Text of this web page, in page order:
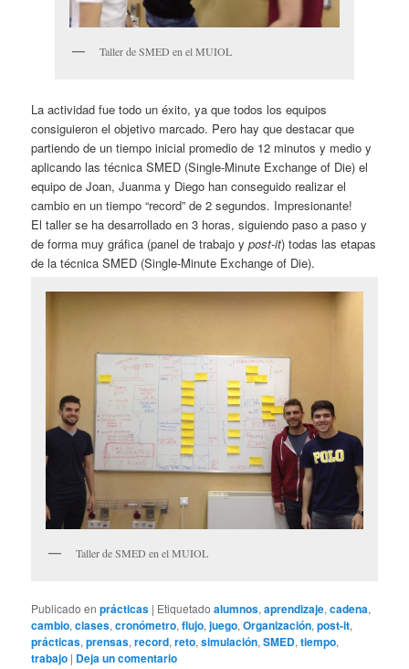
Taller de SMED en el MUIOL
La actividad fue todo un éxito, ya que todos los equipos
consiguieron el objetivo marcado. Pero hay que destacar que
partiendo de un tiempo inicial promedio de 12 minutos y medio y
aplicando las técnica SMED (Single-Minute Exchange of Die) el
equipo de Joan, Juanma y Diego han conseguido realizar el
cambio en un tiempo “record” de 2 segundos. Impresionante!
El taller se ha desarrollado en 3 horas, siguiendo paso a paso y
de forma muy gráfica (panel de trabajo ypost-it) todas las etapas
de la técnica SMED (Single-Minute Exchange of Die).
Taller de SMED en el MUIOL
Publicado en prácticas | Etiquetado alumnos,aprendizaje,cadena,
cambio,clases,cronómetro,flujo,juego,Organización,post-it,
prácticas,prensas,record,reto,simulación,SMED,tiempo,
trabajo | Deja un comentario